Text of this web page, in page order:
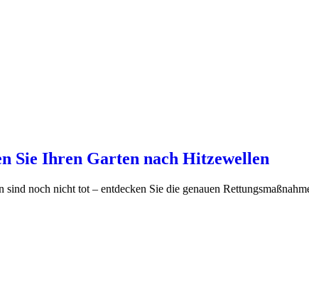
Sie Ihren Garten nach Hitzewellen
noch nicht tot – entdecken Sie die genauen